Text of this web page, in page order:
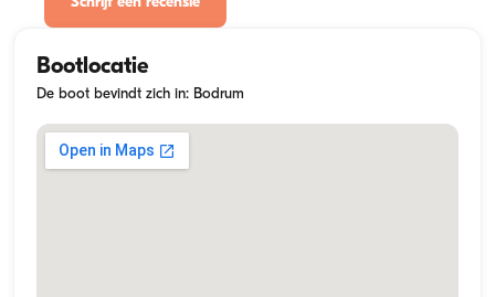
Bootlocatie
De boot bevindt zich in: Bodrum